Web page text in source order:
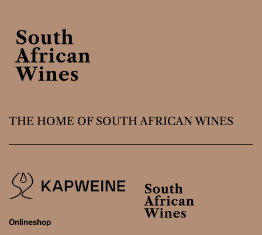
THE HOME OF SOUTH AFRICAN WINES
Onlineshop